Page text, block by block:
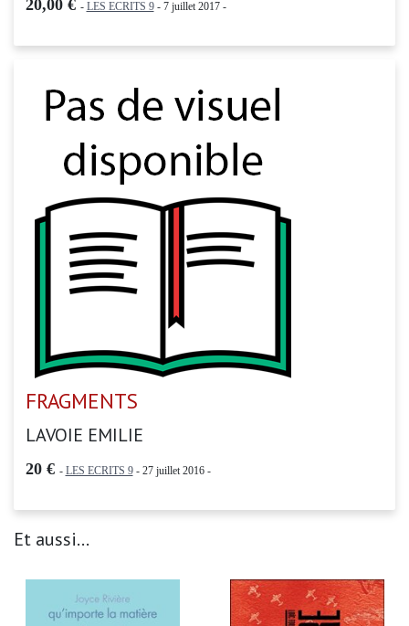
20,00 € - LES ECRITS 9- 7 juillet 2017 -
FRAGMENTS
LAVOIE EMILIE
20 € - LES ECRITS 9- 27 juillet 2016 -
Et aussi...